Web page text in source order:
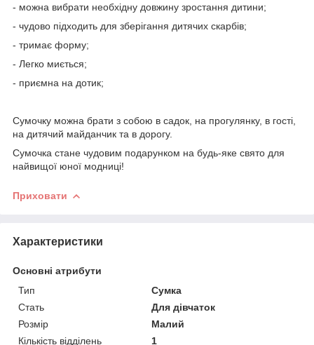
- можна вибрати необхідну довжину зростання дитини;
- чудово підходить для зберігання дитячих скарбів;
- тримає форму;
- Легко миється;
- приємна на дотик;
Сумочку можна брати з собою в садок, на прогулянку, в гості,
на дитячий майданчик та в дорогу.
Сумочка стане чудовим подарунком на будь-яке свято для
найвищої юної модниці!
Приховати
Характеристики
Основні атрибути
Тип
Сумка
Стать
Для дівчаток
Розмір
Малий
Кількість відділень
1